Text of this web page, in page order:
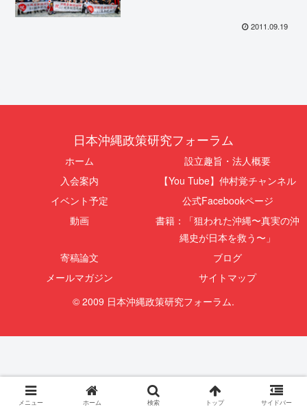
2011.09.19
日本沖縄政策研究フォーラム
ホーム
設立趣旨・法人概要
入会案内
【You Tube】仲村覚チャンネル
イベント予定
公式Facebookページ
動画
書籍：「狙われた沖縄〜真実の沖
縄史が日本を救う〜」
寄稿論文
ブログ
メールマガジン
サイトマップ
© 2009 日本沖縄政策研究フォーラム.
メニュー ホーム 検索 トップ サイドバー